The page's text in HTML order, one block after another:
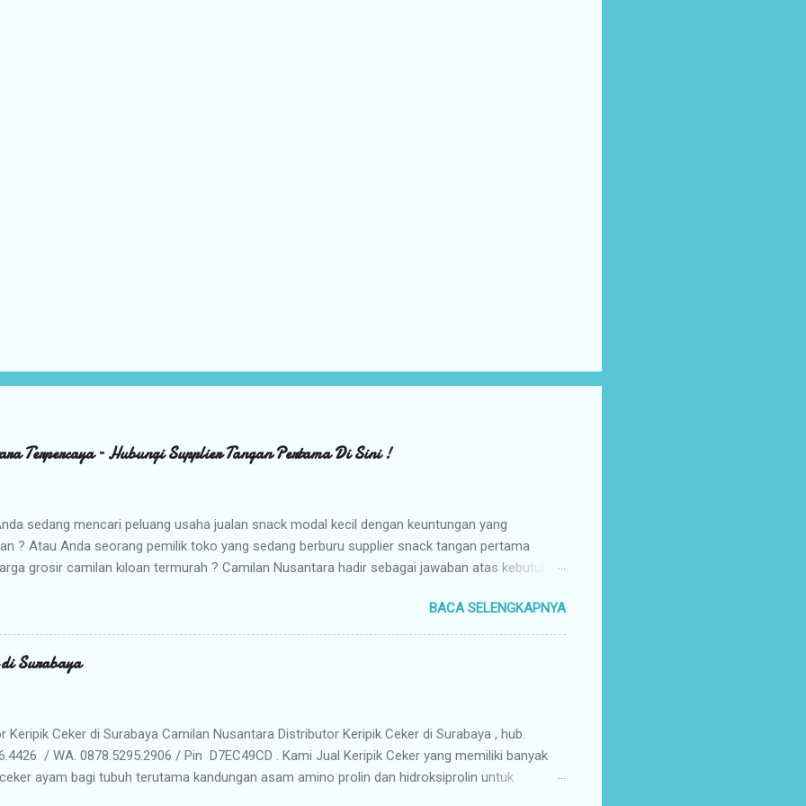
Terpercaya – Hubungi Supplier Tangan Pertama Di Sini !
sedang mencari peluang usaha jualan snack modal kecil dengan keuntungan yang
? Atau Anda seorang pemilik toko yang sedang berburu supplier snack tangan pertama
grosir camilan kiloan termurah ? Camilan Nusantara hadir sebagai jawaban atas kebutuhan
dan camilan kering berkualitas premium langsung dari gudang pusat (tangan pertama).
Camilan Nusantara sebagai Mitra Bisnis Anda ? Harga Grosir Tangan Pertama : Karena
distributor utama, Anda mendapatkan jaminan harga termurah untuk memaksimalkan margin
Anda saat dijual kembali. Kualitas & Rasa Terjamin : Produk dikemas secara higienis, renyah,
BACA SELENGKAPNYA
Surabaya
Keripik Ceker di Surabaya Camilan Nusantara Distributor Keripik Ceker di Surabaya , hub.
/ WA. 0878.5295.2906 / Pin D7EC49CD . Kami Jual Keripik Ceker yang memiliki banyak
ayam bagi tubuh terutama kandungan asam amino prolin dan hidroksiprolin untuk